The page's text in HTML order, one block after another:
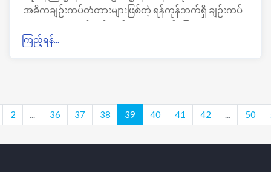
အဓိကချဉ်းကပ်တံတားများဖြစ်တဲ့ ရန်ကုန်ဘက်ရှိ ချဉ်းကပ်
များအားလုံး ပြီးစီးလုနီးနီးဖြစ်နေပြီဖြစ်ကာ အဓိကကျန်နေတဲ့
ကြည့်ရန်...
2 ... 36 37 38 39 40 41 42 ... 50